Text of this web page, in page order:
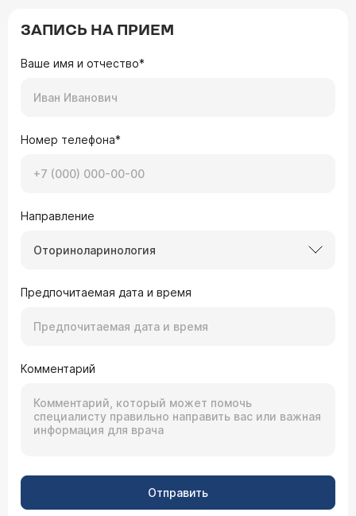
ЗАПИСЬ НА ПРИЕМ
Ваше имя и отчество*
Номер телефона*
Направление
Оториноларинология
Предпочитаемая дата и время
Комментарий
Отправить